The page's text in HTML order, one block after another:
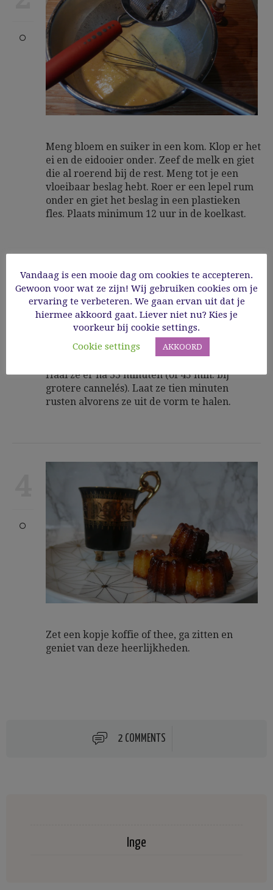
Meng bloem en suiker in een kom. Klop er het
ei en de eidooier onder. Zeef de melk en giet
die al roerend bij de rest. Meng tot je een
vloeibaar beslag hebt. Roer er een lepel rum
onder en giet het beslag in een plastieken
fles. Plaats minimum 12 uur in de koelkast.
3 HET BAKKEN
Verwarm de hete lucht oven voor op 210°C.
Haal het beslag uit de koelkast en schud de
fles. Vul de cannelésvormpjes voor 2/3 met
Haal ze er na 33 minuten (of 45 min. bij
grotere cannelés). Laat ze tien minuten
rusten alvorens ze uit de vorm te halen.
Zet een kopje koffie of thee, ga zitten en
geniet van deze heerlijkheden.
2 COMMENTS
Inge
Vandaag is een mooie dag om cookies te accepteren.
Gewoon voor wat ze zijn! Wij gebruiken cookies om je
ervaring te verbeteren. We gaan ervan uit dat je
hiermee akkoord gaat. Liever niet nu? Kies je
voorkeur bij cookie settings.
Cookie settings
AKKOORD